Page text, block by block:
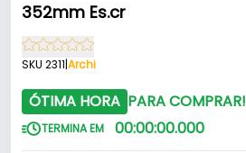
352mm Es.cr
SKU 2311|Archi
ÓTIMA HORA PARA COMPRAR!
TERMINA EM 00:00:00.000